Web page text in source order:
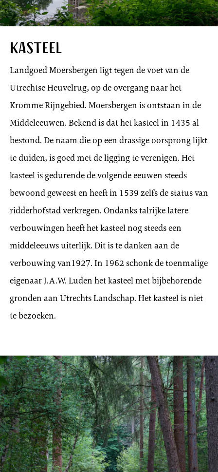
Kasteel
Landgoed Moersbergen ligt tegen de voet van de
Utrechtse Heuvelrug, op de overgang naar het
Kromme Rijngebied. Moersbergen is ontstaan in de
Middeleeuwen. Bekend is dat het kasteel in 1435 al
bestond. De naam die op een drassige oorsprong lijkt
te duiden, is goed met de ligging te verenigen. Het
kasteel is gedurende de volgende eeuwen steeds
bewoond geweest en heeft in 1539 zelfs de status van
ridderhofstad verkregen. Ondanks talrijke latere
verbouwingen heeft het kasteel nog steeds een
middeleeuws uiterlijk. Dit is te danken aan de
verbouwing van1927. In 1962 schonk de toenmalige
eigenaar J.A.W. Luden het kasteel met bijbehorende
gronden aan Utrechts Landschap. Het kasteel is niet
te bezoeken.